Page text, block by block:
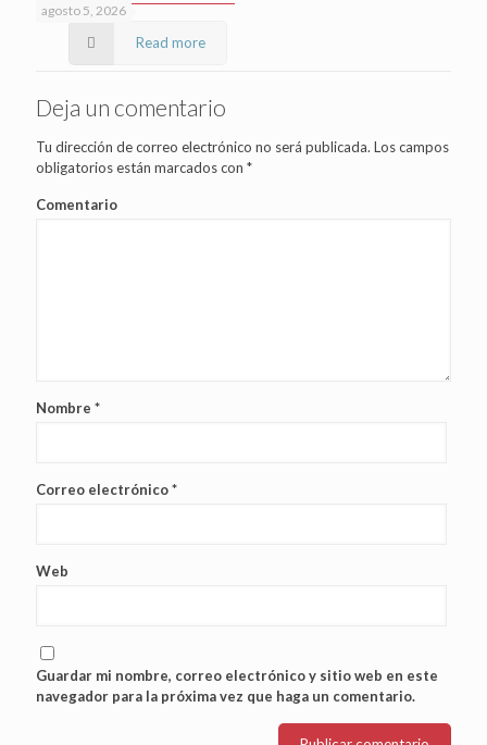
agosto 5, 2026
Read more
Deja un comentario
Tu dirección de correo electrónico no será publicada. Los campos
obligatorios están marcados con *
Comentario
Nombre *
Correo electrónico*
Web
Guardar mi nombre, correo electrónico y sitio web en este
navegador para la próxima vez que haga un comentario.